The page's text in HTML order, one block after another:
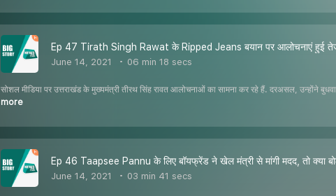
Ep 47 Tirath Singh Rawat के Ripped Jeans बयान पर आलोचनाएं हुई
June 14, 2021 06 min 18 secs
सोशल मीडिया पर उत्तराखंड के मुख्यमंत्री तीरथ सिंह रावत आलोचनाओं का सामना कर रहे हैं. दरअसल, उन्होंने
more
Ep 46 Taapsee Pannu के लिए बॉयफ्रेंड ने खेल मंत्री से मांगी मदद, तो क्या
June 14, 2021 03 min 41 secs